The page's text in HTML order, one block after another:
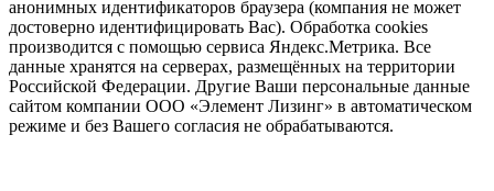
анонимных идентификаторов браузера (компания не может
достоверно идентифицировать Вас). Обработка cookies
производится с помощью сервиса Яндекс.Метрика. Все
данные хранятся на серверах, размещённых на территории
Российской Федерации. Другие Ваши персональные данные
сайтом компании ООО «Элемент Лизинг» в автоматическом
режиме и без Вашего согласия не обрабатываются.